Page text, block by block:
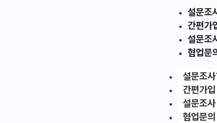
설문조
간편가
설문조
협업문
설문조
간편가입
설문조사
협업문의